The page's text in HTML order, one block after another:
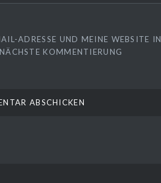
ADRESSE UND MEINE WEBSITE IN
KOMMENTIERUNG